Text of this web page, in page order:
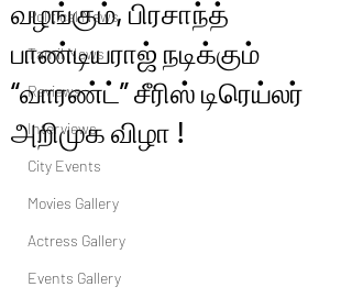
Political News
Tamil News
Reviews
Interviews
City Events
Movies Gallery
Actress Gallery
Events Gallery
வழங்கும், பிரசாந்த்
பாண்டியராஜ் நடிக்கும்
“வாரண்ட்” சீரிஸ் டிரெய்லர்
அறிமுக விழா !